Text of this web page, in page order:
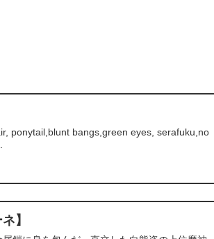
ponytail,blunt bangs,green eyes, serafuku,no
】